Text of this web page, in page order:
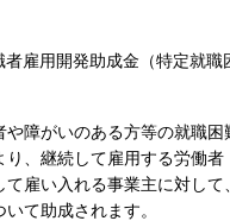
雇用開発助成金（特定就職
障がいのある方等の就職困
り、継続して雇用する労働
て雇い入れる事業主に対し
て助成されます。